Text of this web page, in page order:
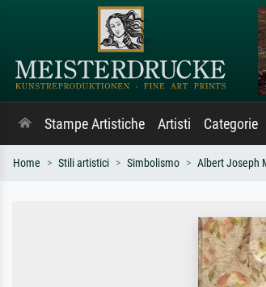
Stampe Artistiche Artisti Categorie
Home Stili artistici Simbolismo Albert Joseph